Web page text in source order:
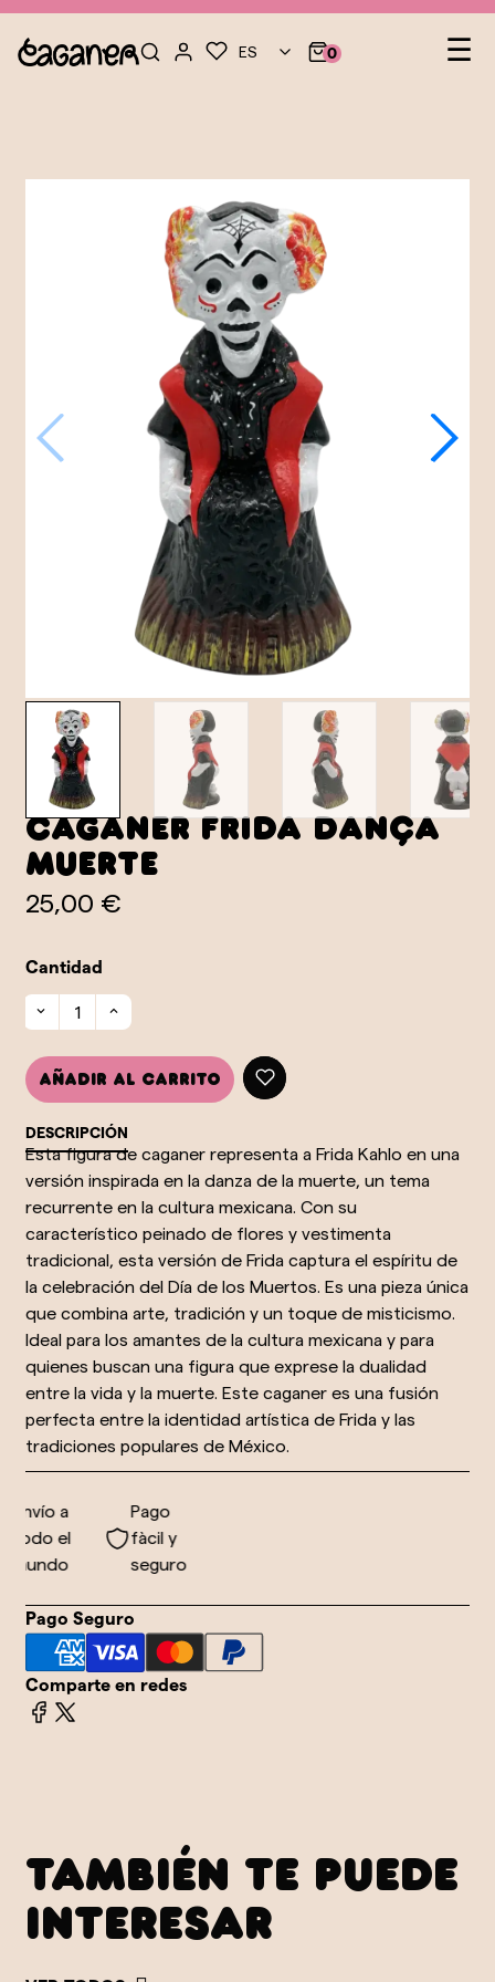
☰
ES 0
Caganer Frida Dança
Muerte
25,00 €
Cantidad
Añadir al carrito
DESCRIPCIÓN
Esta figura de caganer representa a Frida Kahlo en una
versión inspirada en la danza de la muerte, un tema
recurrente en la cultura mexicana. Con su
característico peinado de flores y vestimenta
tradicional, esta versión de Frida captura el espíritu de
la celebración del Día de los Muertos. Es una pieza única
que combina arte, tradición y un toque de misticismo.
Ideal para los amantes de la cultura mexicana y para
quienes buscan una figura que exprese la dualidad
entre la vida y la muerte. Este caganer es una fusión
perfecta entre la identidad artística de Frida y las
tradiciones populares de México.
a
el
Pago
fàcil y
seguro
Pago Seguro
Comparte en redes
TAMBIÉN TE PUEDE
INTERESAR